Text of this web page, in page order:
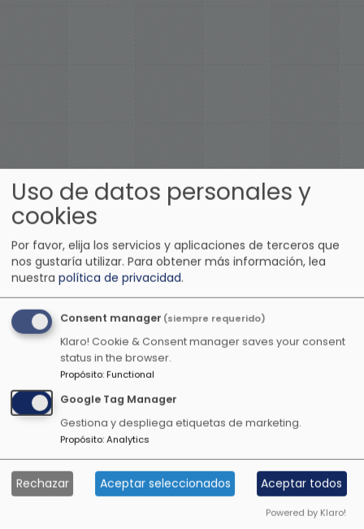
Otras emisoras de música
anime
Anime World Greek Otaku
Uso de datos personales y
cookies
Por favor, elija los servicios y aplicaciones de terceros que
nos gustaría utilizar. Para obtener más información, lea
nuestra política de privacidad.
Consent manager (siempre requerido)
Klaro! Cookie & Consent manager saves your consent
status in the browser.
Propósito:Functional
Google Tag Manager
Gestiona y despliega etiquetas de marketing.
Propósito:Analytics
Rechazar Aceptar seleccionados Aceptar todos
Powered by Klaro!